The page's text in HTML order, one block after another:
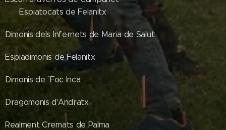
Espiatocats de Felanitx
Dimonis dels Infernets de Maria de Salut
Espiadimonis de Felanitx
Dimonis de ´ Foc Inca
Dragomonis d'Andratx
Realment Cremats de Palma